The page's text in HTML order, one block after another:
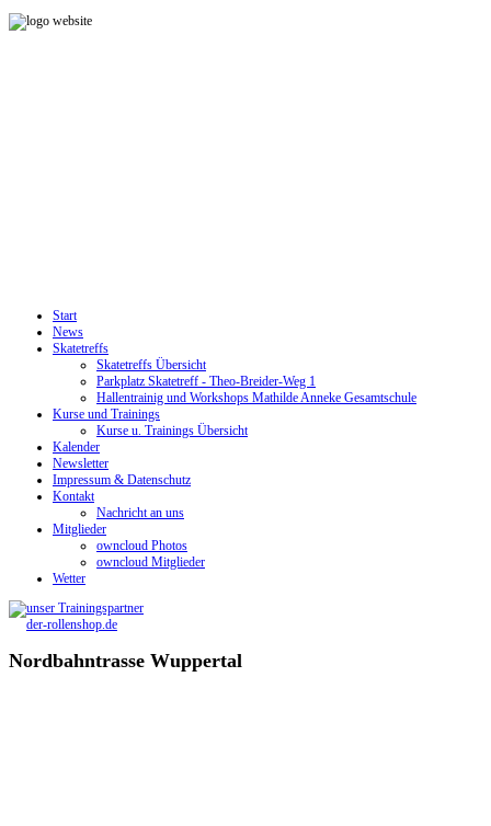
Start
News
Skatetreffs
Skatetreffs Übersicht
Parkplatz Skatetreff - Theo-Breider-Weg 1
Hallentrainig und Workshops Mathilde Anneke Gesamtschule
Kurse und Trainings
Kurse u. Trainings Übersicht
Kalender
Newsletter
Impressum & Datenschutz
Kontakt
Nachricht an uns
Mitglieder
owncloud Photos
owncloud Mitglieder
Wetter
Nordbahntrasse Wuppertal